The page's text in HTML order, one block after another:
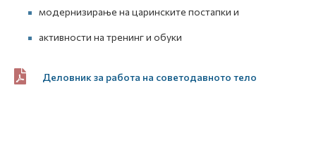
модернизирање на царинските постапки и
активности на тренинг и обуки
Деловник за работа на советодавното тело